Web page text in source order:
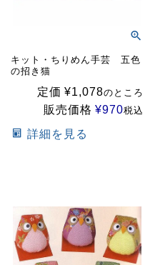
キット・ちりめん手芸 五色
の招き猫
定価 ¥1,078のところ
販売価格 ¥970税込
詳細を見る